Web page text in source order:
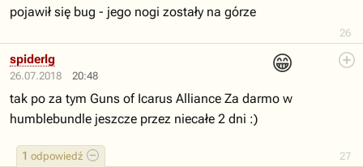
26
pojawił się bug - jego nogi zostały na górze
26.07.2018 20:48
😁
27
1 odpowiedź
spiderlg
tak po za tym Guns of Icarus Alliance Za darmo w
humblebundle jeszcze przez niecałe 2 dni :)